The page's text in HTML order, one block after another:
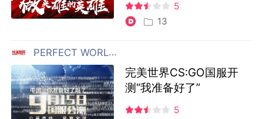
5
13
PERFECT WORLD 完美世界
完美世界CS:GO国服开
测“我准备好了”
5